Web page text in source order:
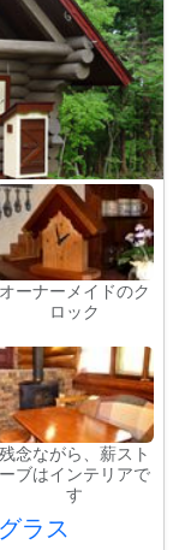
オーナーメイドのク
ロック
残念ながら、薪スト
ーブはインテリアで
す
ラス